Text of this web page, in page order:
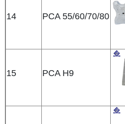
14 PCA 55/60/70/80
15 PCA H9